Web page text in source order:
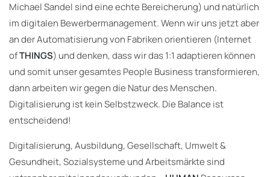
Michael Sandel sind eine echte Bereicherung) und natürlich
im digitalen Bewerbermanagement. Wenn wir uns jetzt aber
an der Automatisierung von Fabriken orientieren (Internet
ofTHINGS) und denken, dass wir das 1:1 adaptieren können
und somit unser gesamtes People Business transformieren,
dann arbeiten wir gegen die Natur des Menschen.
Digitalisierung ist kein Selbstzweck. Die Balance ist
entscheidend!
Digitalisierung, Ausbildung, Gesellschaft, Umwelt &
Gesundheit, Sozialsysteme und Arbeitsmärkte sind